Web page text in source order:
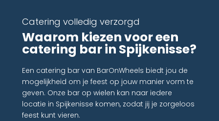
Catering volledig verzorgd
Waarom kiezen voor een
catering bar in Spijkenisse?
Een catering bar van BarOnWheels biedt jou de
mogelijkheid om je feest op jouw manier vorm te
geven. Onze bar op wielen kan naar iedere
locatie in Spijkenisse komen, zodat jij je zorgeloos
feest kunt vieren.